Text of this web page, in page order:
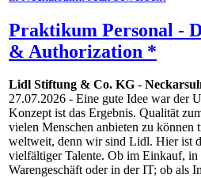
Praktikum Personal -
& Authorization *
Lidl Stiftung & Co. KG -
27.07.2026 - Eine gute Idee war der
Konzept ist das Ergebnis. Qualität
vielen Menschen anbieten zu können
weltweit, denn wir sind Lidl. Hier ist
vielfältiger Talente. Ob im Einkauf,
Warengeschäft oder in der IT; ob als